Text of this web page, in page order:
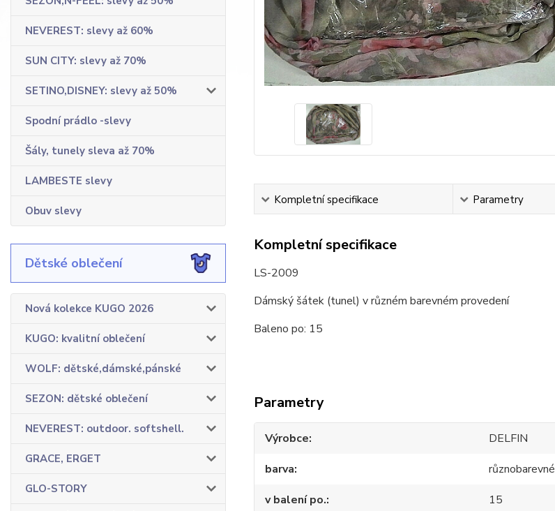
NEVEREST: slevy až 60%
SUN CITY: slevy až 70%
SETINO,DISNEY: slevy až 50%
Spodní prádlo -slevy
Šály, tunely sleva až 70%
LAMBESTE slevy
Obuv slevy
Dětské oblečení
Nová kolekce KUGO 2026
KUGO: kvalitní oblečení
WOLF: dětské,dámské,pánské
SEZON: dětské oblečení
NEVEREST: outdoor. softshell.
GRACE, ERGET
GLO-STORY
Kompletní specifikace Parametry
Kompletní specifikace
LS-2009
Dámský šátek (tunel) v různém barevném provedení
Baleno po: 15
Parametry
Výrobce
DELFIN
barva
různobarevné
v balení po.
15